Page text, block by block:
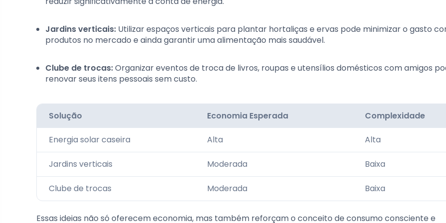
Jardins verticais: Utilizar espaços verticais para plantar hortaliças e ervas pode minimizar o gasto
produtos no mercado e ainda garantir uma alimentação mais saudável.
Clube de trocas:Organizar eventos de troca de livros, roupas e utensílios domésticos com amigos
renovar seus itens pessoais sem custo.
Solução Economia Esperada Complexidade
Energia solar caseira Alta Alta
Jardins verticais Moderada Baixa
Clube de trocas Moderada Baixa
Essas ideias não só oferecem economia, mas também reforçam o conceito de consumo consciente e